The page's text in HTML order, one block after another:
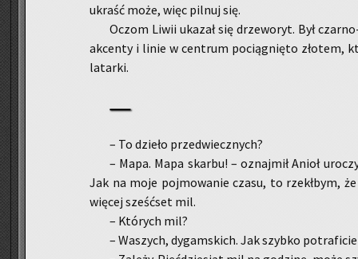
ukraść może, więc pil­nuj się.
Oczom Liwii uka­zał się drze­wo­ryt. Był
ak­cen­ty i linie w cen­trum po­cią­gnię­to zło­tem,
la­tar­ki.
– To dzie­ło przed­wiecz­nych?
– Mapa. Mapa skar­bu! – oznaj­mił Anioł
Jak na moje poj­mo­wa­nie czasu, to rzekł­bym,
wię­cej sześć­set mil.
– Któ­rych mil?
– Wa­szych, dy­gam­skich. Jak szyb­ko